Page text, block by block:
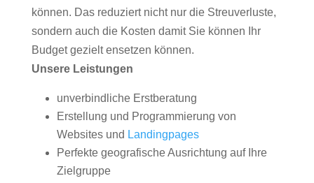
können. Das reduziert nicht nur die Streuverluste,
sondern auch die Kosten damit Sie können Ihr
Budget gezielt ensetzen können.
Unsere Leistungen
unverbindliche Erstberatung
Erstellung und Programmierung von
Websites und Landingpages
Perfekte geografische Ausrichtung auf Ihre
Zielgruppe